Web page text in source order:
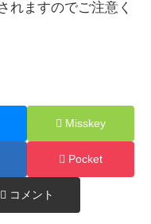
れますのでご注意く
Misskey
Pocket
コメント